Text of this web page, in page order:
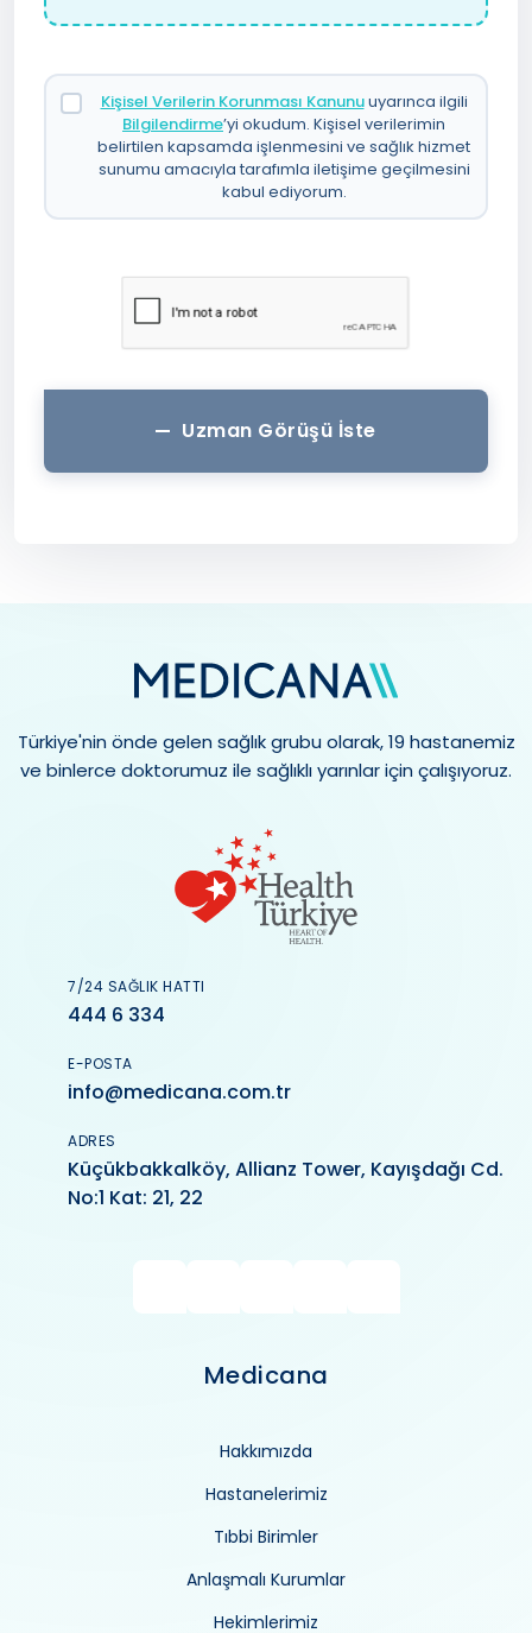
Kişisel Verilerin Korunması Kanunuuyarınca ilgili
Bilgilendirme’yi okudum. Kişisel verilerimin
belirtilen kapsamda işlenmesini ve sağlık hizmet
sunumu amacıyla tarafımla iletişime geçilmesini
kabul ediyorum.
Uzman Görüşü İste
Türkiye'nin önde gelen sağlık grubu olarak, 19 hastanemiz
ve binlerce doktorumuz ile sağlıklı yarınlar için çalışıyoruz.
7/24 SAĞLIK HATTI
444 6 334
E-POSTA
info@medicana.com.tr
ADRES
Küçükbakkalköy, Allianz Tower, Kayışdağı Cd.
No:1 Kat: 21, 22
Medicana
Hakkımızda
Hastanelerimiz
Tıbbi Birimler
Anlaşmalı Kurumlar
Hekimlerimiz